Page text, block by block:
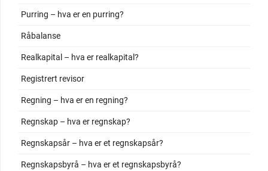
Purring – hva er en purring?
Råbalanse
Realkapital – hva er realkapital?
Registrert revisor
Regning – hva er en regning?
Regnskap – hva er regnskap?
Regnskapsår – hva er et regnskapsår?
Regnskapsbyrå – hva er et regnskapsbyrå?